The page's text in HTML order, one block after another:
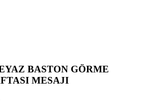
BASTON GÖRME
MESAJI